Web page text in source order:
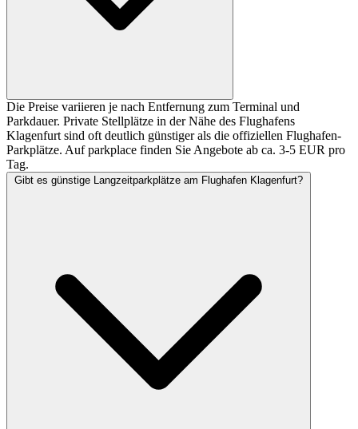
Die Preise variieren je nach Entfernung zum Terminal und
Parkdauer. Private Stellplätze in der Nähe des Flughafens
Klagenfurt sind oft deutlich günstiger als die offiziellen Flughafen-
Parkplätze. Auf parkplace finden Sie Angebote ab ca. 3-5 EUR pro
Tag.
Gibt es günstige Langzeitparkplätze am Flughafen Klagenfurt?